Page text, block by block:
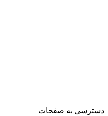
دسترسی به صفحات